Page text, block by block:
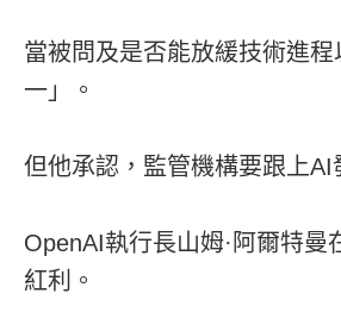
當被問及是否能放緩技術進
一」。
但他承認，監管機構要跟上AI
OpenAI執行長山姆·阿爾特
紅利。